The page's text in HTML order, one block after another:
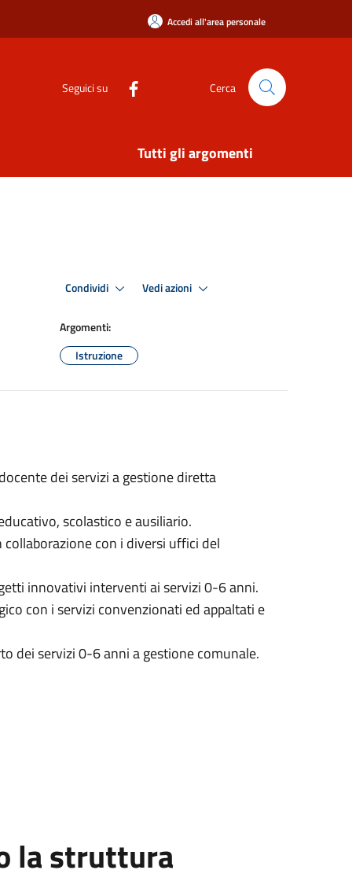
Accedi all'area personale
Seguici su Cerca
Tutti gli argomenti
Condividi Vedi azioni
Argomenti:
Istruzione
dei servizi a gestione diretta
scolastico e ausiliario.
con i diversi uffici del
innovativi interventi ai servizi 0-6 anni.
con i servizi convenzionati ed appaltati e
dei servizi 0-6 anni a gestione comunale.
la struttura